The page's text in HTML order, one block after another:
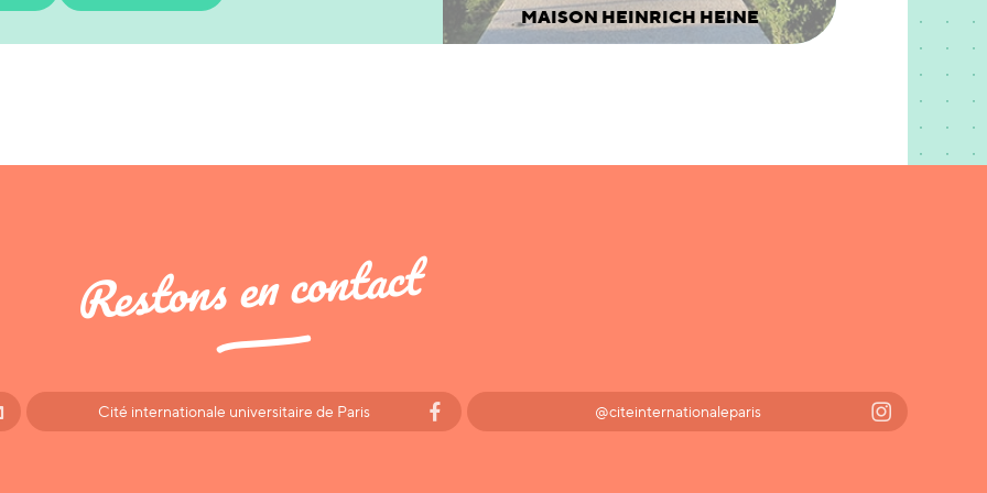
MAISON HEINRICH HEINE
Restons en contact
Cité internationale universitaire de Paris @citeinternationaleparis